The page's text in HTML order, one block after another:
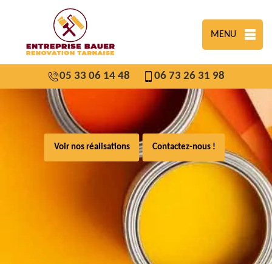
MENU
05 33 06 14 48 06 73 26 31 98
Voir nos réalisations Contactez-nous !